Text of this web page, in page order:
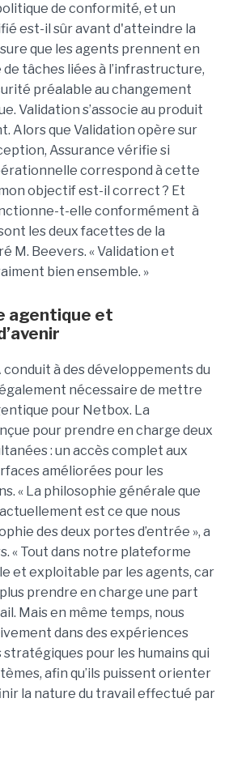
de conformité, et un
est-il sûr avant d'atteindre la
que les agents prennent en
tâches liées à l’infrastructure,
préalable au changement
Validation s’associe au produit
Alors que Validation opère sur
Assurance vérifie si
correspond à cette
objectif est-il correct ? Et
t-elle conformément à
les deux facettes de la
M. Beevers. « Validation et
bien ensemble. »
agentique et
à des développements du
nécessaire de mettre
pour Netbox. La
pour prendre en charge deux
: un accès complet aux
améliorées pour les
« La philosophie générale que
est ce que nous
des deux portes d’entrée », a
« Tout dans notre plateforme
et exploitable par les agents, car
prendre en charge une part
Mais en même temps, nous
dans des expériences
pour les humains qui
afin qu’ils puissent orienter
la nature du travail effectué par